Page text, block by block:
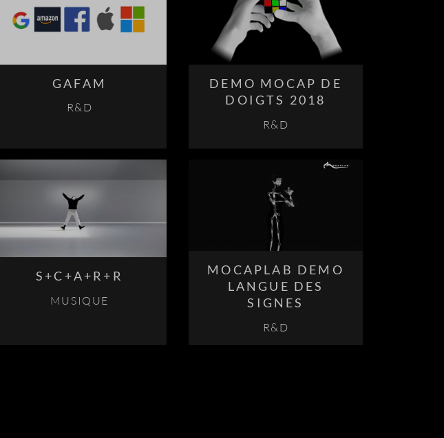
GAFAM
R&D
DEMO MOCAP DE
DOIGTS 2018
R&D
S+C+A+R+R
MUSIQUE
MOCAPLAB DEMO
LANGUE DES
SIGNES
R&D